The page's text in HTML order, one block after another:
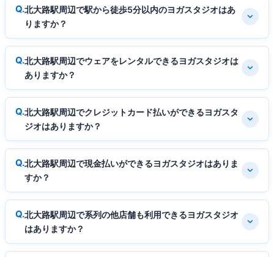
北大路駅周辺で駅から徒歩5分以内のヨガスタジオはあ
りますか？
北大路駅周辺でウェアをレンタルできるヨガスタジオは
ありますか？
北大路駅周辺でクレジットカード払いができるヨガスタ
ジオはありますか？
北大路駅周辺で現金払いができるヨガスタジオはありま
すか？
北大路駅周辺で系列の他店舗も利用できるヨガスタジオ
はありますか？